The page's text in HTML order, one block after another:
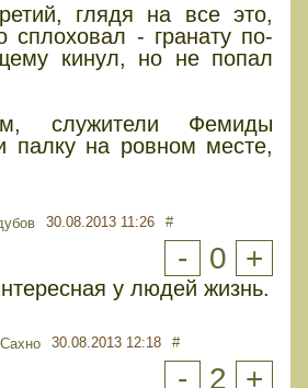
глядя на все это,
сплоховал - гранату по-
кинул, но не попал
служители Фемиды
палку на ровном месте,
30.08.2013 11:26 #
- 0 +
у людей жизнь.
30.08.2013 12:18 #
- 2 +